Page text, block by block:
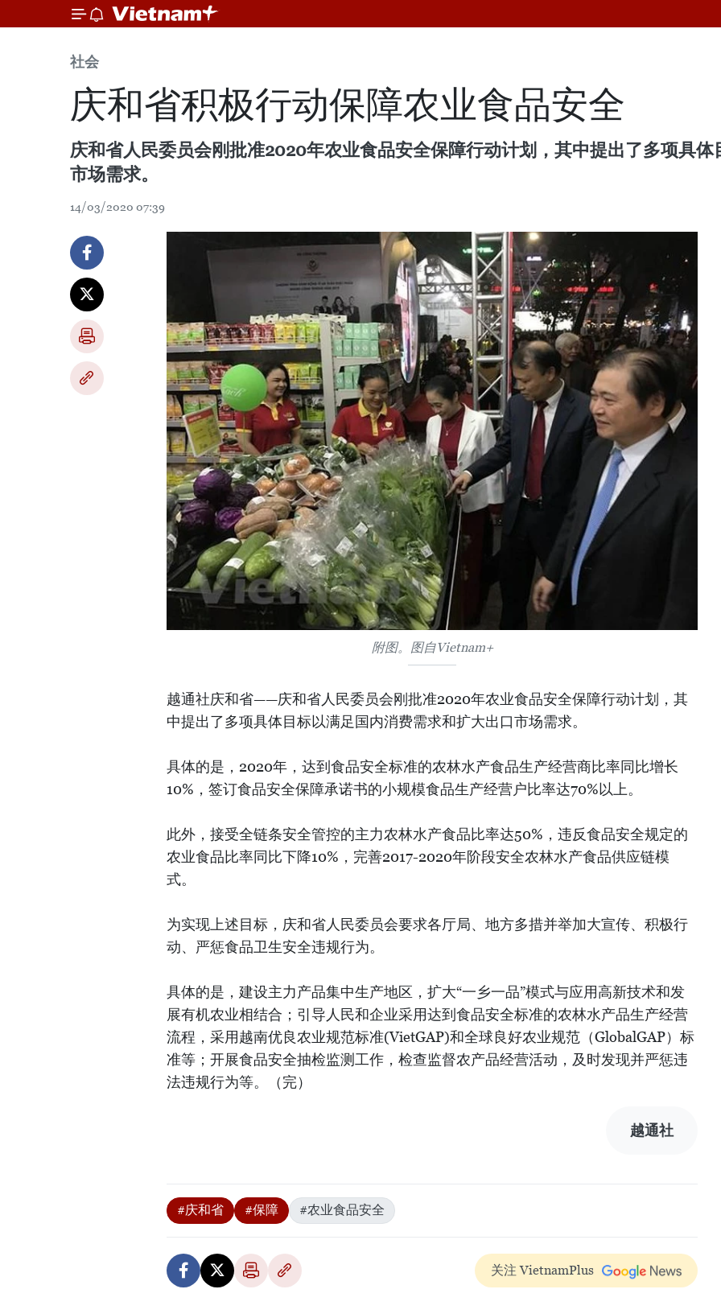
社会
庆和省积极行动保障农业食品安全
庆和省人民委员会刚批准2020年农业食品安全保障行动计划，其中提出了多项具
市场需求。
14/03/2020 07:39
附图。图自Vietnam+
越通社庆和省——庆和省人民委员会刚批准2020年农业食品安全保障行动计划，其
中提出了多项具体目标以满足国内消费需求和扩大出口市场需求。
具体的是，2020年，达到食品安全标准的农林水产食品生产经营商比率同比增长
10%，签订食品安全保障承诺书的小规模食品生产经营户比率达70%以上。
此外，接受全链条安全管控的主力农林水产食品比率达50%，违反食品安全规定的
农业食品比率同比下降10%，完善2017-2020年阶段安全农林水产食品供应链模
式。
为实现上述目标，庆和省人民委员会要求各厅局、地方多措并举加大宣传、积极行
动、严惩食品卫生安全违规行为。
具体的是，建设主力产品集中生产地区，扩大“一乡一品”模式与应用高新技术和发
展有机农业相结合；引导人民和企业采用达到食品安全标准的农林水产品生产经营
流程，采用越南优良农业规范标准(VietGAP)和全球良好农业规范（GlobalGAP）标
准等；开展食品安全抽检监测工作，检查监督农产品经营活动，及时发现并严惩违
法违规行为等。（完）
越通社
#庆和省 #保障 #农业食品安全
关注 VietnamPlus